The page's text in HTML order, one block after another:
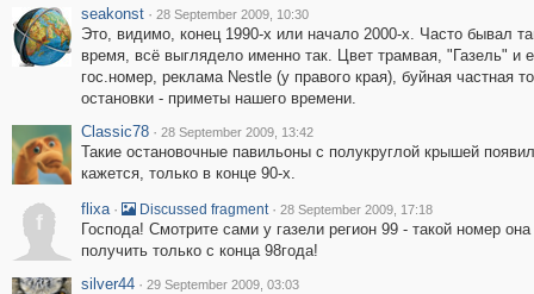
seakonst · 28 September 2009, 10:30
Это, видимо, конец 1990-х или начало 2000-х. Часто бывал
время, всё выглядело именно так. Цвет трамвая, "Газель" и
гос.номер, реклама Nestle (у правого края), буйная частная
остановки - приметы нашего времени.
Classic78 · 28 September 2009, 13:42
Такие остановочные павильоны с полукруглой крышей
кажется, только в конце 90-х.
f
flixa · Discussed fragment · 28 September 2009, 17:18
Господа! Смотрите сами у газели регион 99 - такой номер
получить только с конца 98года!
silver44 · 29 September 2009, 03:03